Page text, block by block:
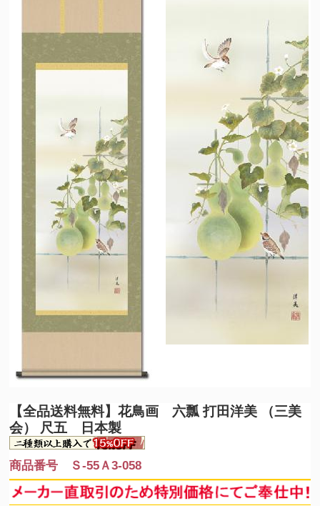
【全品送料無料】花鳥画 六瓢 打田洋美 （三美
会） 尺五 日本製
商品番号 Ｓ-55Ａ3-058